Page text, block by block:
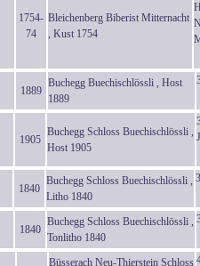
1754-
74
Bleichenberg Biberist Mitternacht
, Kust 1754
1889
Buchegg Buechischlössli , Host
1889
1905
Buchegg Schloss Buechischlössli ,
Host 1905
1840
Buchegg Schloss Buechischlössli ,
Litho 1840
1840
Buchegg Schloss Buechischlössli ,
Tonlitho 1840
Büsserach Neu-Thierstein Schloss